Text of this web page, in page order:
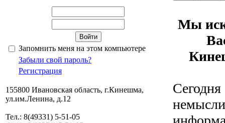
Запомнить меня на этом компьютере
Забыли свой пароль?
Регистрация
155800 Ивановская область, г.Кинешма,
ул.им.Ленина, д.12
Тел.: 8(49331) 5-51-05
Мы